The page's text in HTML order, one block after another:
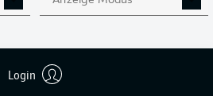
Login APP STORE